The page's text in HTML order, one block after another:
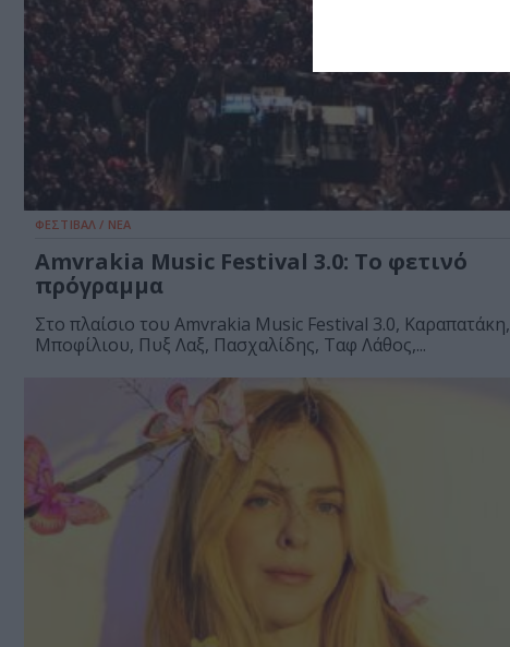
ΦΕΣΤΙΒΑΛ / ΝΕΑ
Amvrakia Music Festival 3.0: Το φετινό
πρόγραμμα
Στο πλαίσιο του Amvrakia Music Festival 3.0, Καραπατάκη,
Μποφίλιου, Πυξ Λαξ, Πασχαλίδης, Ταφ Λάθος,...